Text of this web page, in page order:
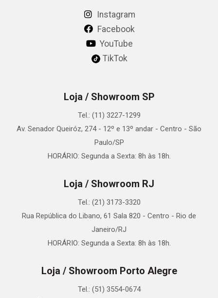
Instagram
Facebook
YouTube
TikTok
Loja / Showroom SP
Tel.: (11) 3227-1299
Av. Senador Queiróz, 274 - 12º e 13º andar - Centro - São
Paulo/SP
HORÁRIO: Segunda a Sexta: 8h às 18h.
Loja / Showroom RJ
Tel.: (21) 3173-3320
Rua República do Libano, 61 Sala 820 - Centro - Rio de
Janeiro/RJ
HORÁRIO: Segunda a Sexta: 8h às 18h.
Loja / Showroom Porto Alegre
Tel.: (51) 3554-0674